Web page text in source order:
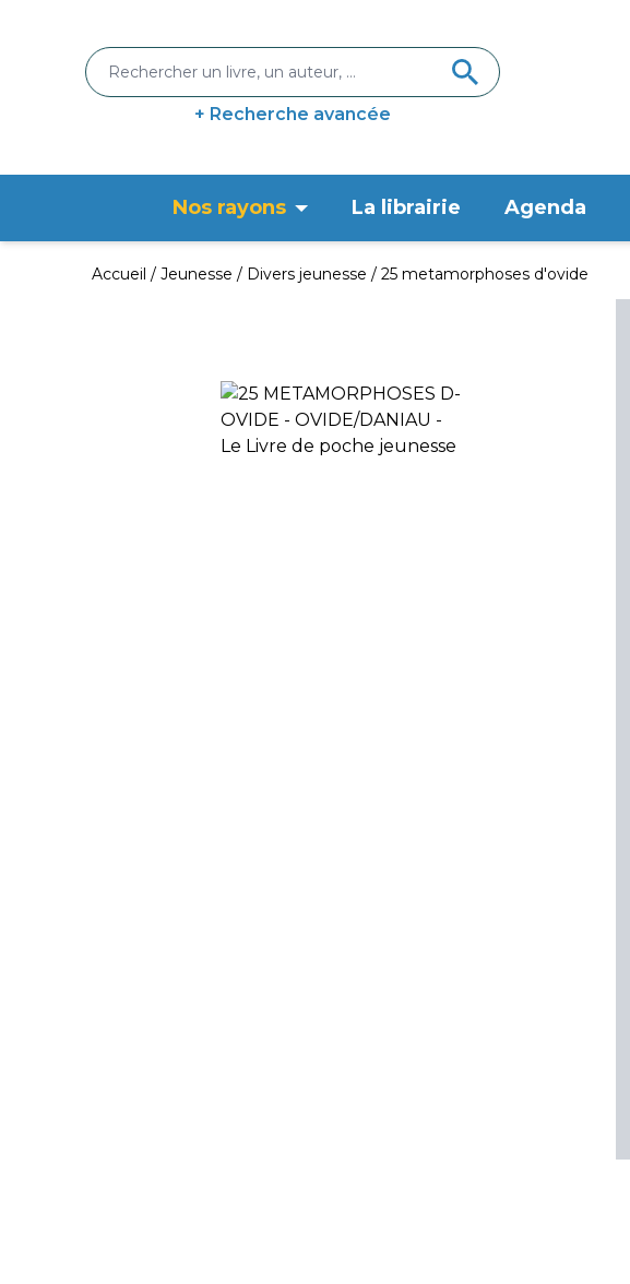
+ Recherche avancée
Nos rayons La librairie Agenda
Accueil Jeunesse Divers jeunesse 25 metamorphoses d'ovide